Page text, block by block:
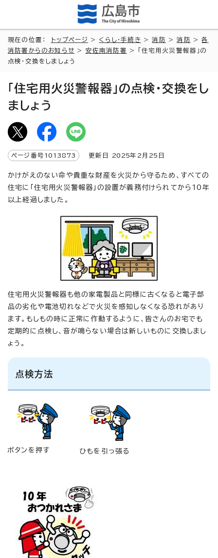
現在の位置： トップページ > くらし・手続き >消防 >消防 >各
消防署からのお知らせ > 安佐南消防署
> 「住宅用火災警報器」の
点検・交換をしましょう
「住宅用火災警報器」の点検・交換をし
ましょう
ページ番号 1013873 更新日 2025年2月 25 日
かけがえのない命や貴重な財産を火災から守るため、すべての
住宅に「住宅用火災警報器」の設置が義務付けられてから10年
以上経過しました。
住宅用火災警報器も他の家電製品と同様に古くなると電子部
品の劣化や電池切れなどで火災を感知しなくなる恐れがあり
ます。もしもの時に正常に作動するように、皆さんのお宅でも
定期的に点検し、音が鳴らない場合は新しいものに交換しまし
ょう。
点検方法
ボタンを押す ひもを引っ張る